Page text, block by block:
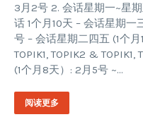
3月2号 2. 会话星期一~星
话 1个月10天 – 会话星期一
号 – 会话星期二四五 (1个
TOPIK1, TOPIK2 &
(1个月8天）: 2月5号 ~…
阅读更多